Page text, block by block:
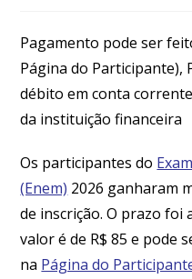
Pagamento pode ser
Página do Participante),
débito em conta
da instituição financeira
Os participantes do
(Enem) 2026 ganharam
de inscrição. O prazo foi
valor é de R$ 85 e pode
na Página do